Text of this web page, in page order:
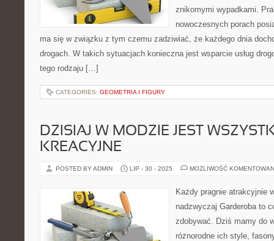
znikomymi wypadkami.
nowoczesnych porach
ma się w związku z tym czemu zadziwiać, że każdego dnia
drogach. W takich sytuacjach konieczna jest wsparcie usług
tego rodzaju […]
CATEGORIES: GEOMETRIA I FIGURY
DZISIAJ W MODZIE JEST
KREACYJNE
POSTED BY ADMIN LIP - 30 - 2025 MOŻLIWOŚĆ
Każdy pragnie atrakcyjnie
nadzwyczaj Garderoba to
zdobywać. Dziś mamy do
różnorodne ich style,